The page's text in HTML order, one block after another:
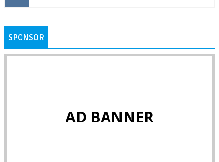
SPONSOR
AD BANNER